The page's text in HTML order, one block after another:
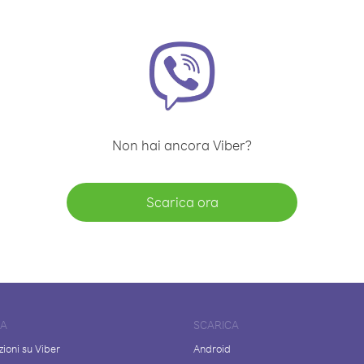
Non hai ancora Viber?
Scarica ora
su Viber
SCARICA
Android